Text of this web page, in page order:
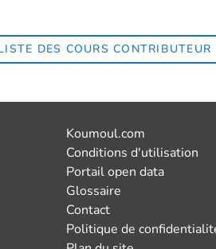
DES COURS CONTRIBUTEUR
Koumoul.com
Conditions d'utilisation
Portail open data
Glossaire
Contact
Politique de